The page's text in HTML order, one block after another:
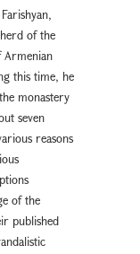
of the
Armenian
this time, he
monastery
seven
reasons
of the
published